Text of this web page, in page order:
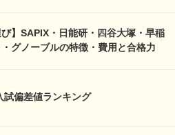
び】SAPIX・日能研・四谷大塚・早稲
グノーブルの特徴・費用と合格力
試偏差値ランキング